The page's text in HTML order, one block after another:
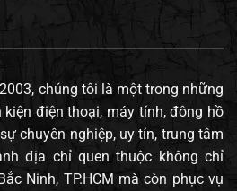
chúng tôi là một trong những
điện thoại, máy tính, đông hồ
chuyên nghiệp, uy tín, trung tâm
địa chỉ quen thuộc không chỉ
Ninh, TP.HCM mà còn phục vụ